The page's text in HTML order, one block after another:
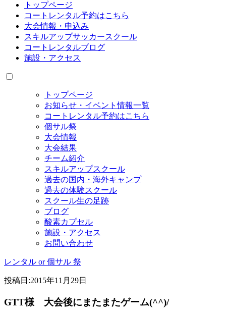
トップページ
コートレンタル予約はこちら
大会情報・申込み
スキルアップサッカースクール
コートレンタルブログ
施設・アクセス
トップページ
お知らせ・イベント情報一覧
コートレンタル予約はこちら
個サル祭
大会情報
大会結果
チーム紹介
スキルアップスクール
過去の国内・海外キャンプ
過去の体験スクール
スクール生の足跡
ブログ
酸素カプセル
施設・アクセス
お問い合わせ
レンタル or 個サル 祭
投稿日:2015年11月29日
GTT様 大会後にまたまたゲーム(^^)/